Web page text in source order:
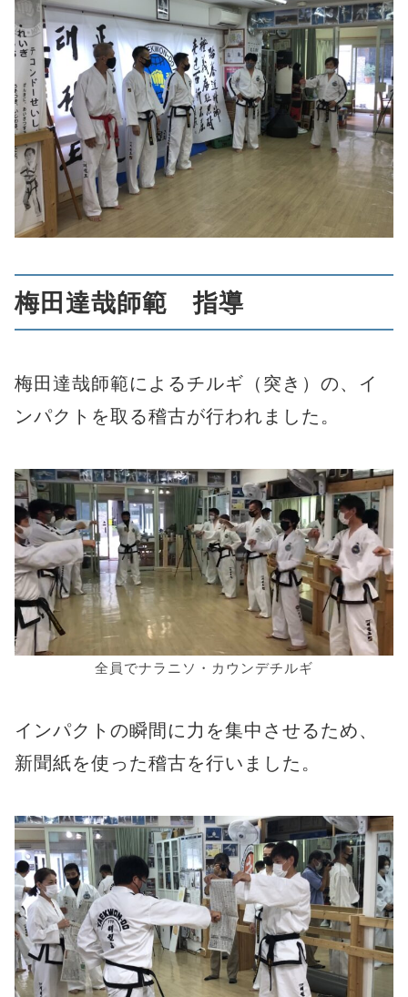
梅田達哉師範 指導
梅田達哉師範によるチルギ（突き）の、イ
ンパクトを取る稽古が行われました。
全員でナラニソ・カウンデチルギ
インパクトの瞬間に力を集中させるため、
新聞紙を使った稽古を行いました。